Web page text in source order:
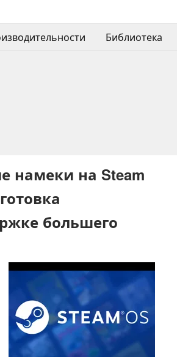
Библиотека
намеки на Steam
большего